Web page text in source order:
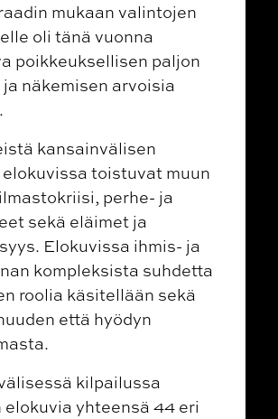
mukaan valintojen
oli tänä vuonna
poikkeuksellisen paljon
näkemisen arvoisia
kansainvälisen
toistuvat muun
perhe- ja
sekä eläimet ja
Elokuvissa ihmis- ja
kompleksista suhdetta
roolia käsitellään sekä
että hyödyn
kilpailussa
elokuvia yhteensä 44 eri